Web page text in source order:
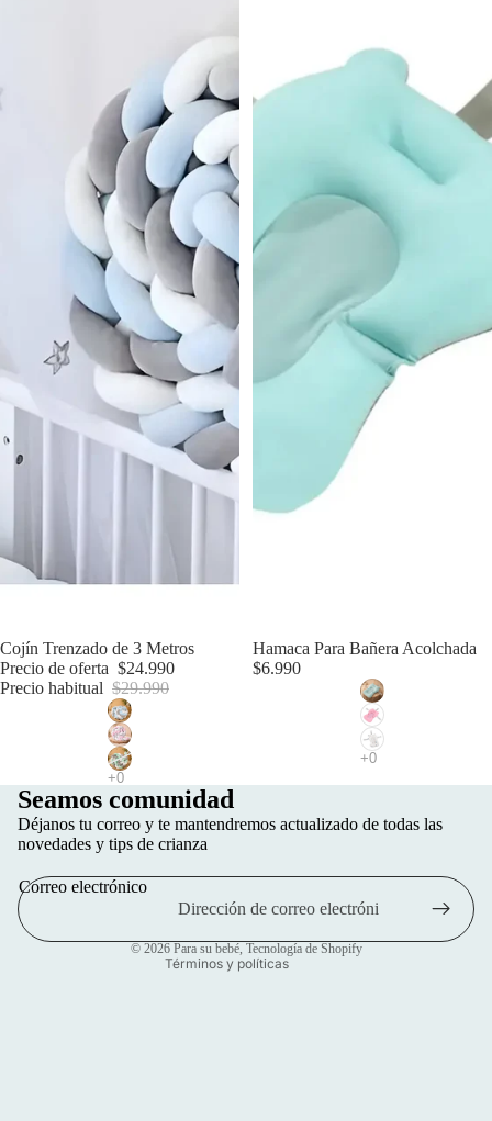
Oferta
Cojín Trenzado de 3 Metros
Precio de oferta $24.990
Precio habitual $29.990
Hamaca Para Bañera Acolchada
$6.990
Seamos comunidad
Déjanos tu correo y te mantendremos actualizado de todas las
novedades y tips de crianza
Correo electrónico
© 2026 Para su bebé, Tecnología de Shopify
Términos y políticas
Política de privacidad
Política de reembolso
Términos del servicio